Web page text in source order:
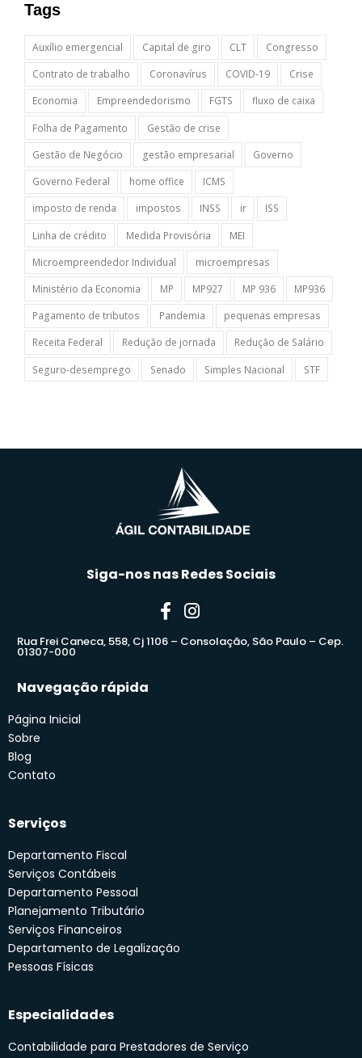
Tags
Auxílio emergencial Capital de giro CLT
Congresso
Contrato de trabalho
Coronavírus COVID-19
Crise
Economia
Empreendedorismo FGTS
fluxo de caixa
Folha de Pagamento
Gestão de crise
Gestão de Negócio
gestão empresarial
Governo
Governo Federal
home office
ICMS
imposto de renda
impostos INSS ir
ISS
Linha de crédito
Medida Provisória
MEI
Microempreendedor Individual
microempresas
Ministério da Economia
MP MP927 MP 936
MP936
Pagamento de tributos
Pandemia
pequenas empresas
Receita Federal
Redução de jornada
Redução de Salário
Seguro-desemprego
Senado Simples Nacional STF
Siga-nos nas Redes Sociais
Rua Frei Caneca, 558, Cj 1106 – Consolação, São Paulo – Cep.
01307-000
Navegação rápida
Página Inicial
Sobre
Blog
Contato
Serviços
Departamento Fiscal
Serviços Contábeis
Departamento Pessoal
Planejamento Tributário
Serviços Financeiros
Departamento de Legalização
Pessoas Físicas
Especialidades
Contabilidade para Prestadores de Serviço